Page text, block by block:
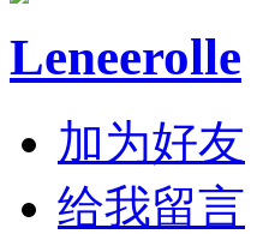
Leneerolle
加为好友
给我留言